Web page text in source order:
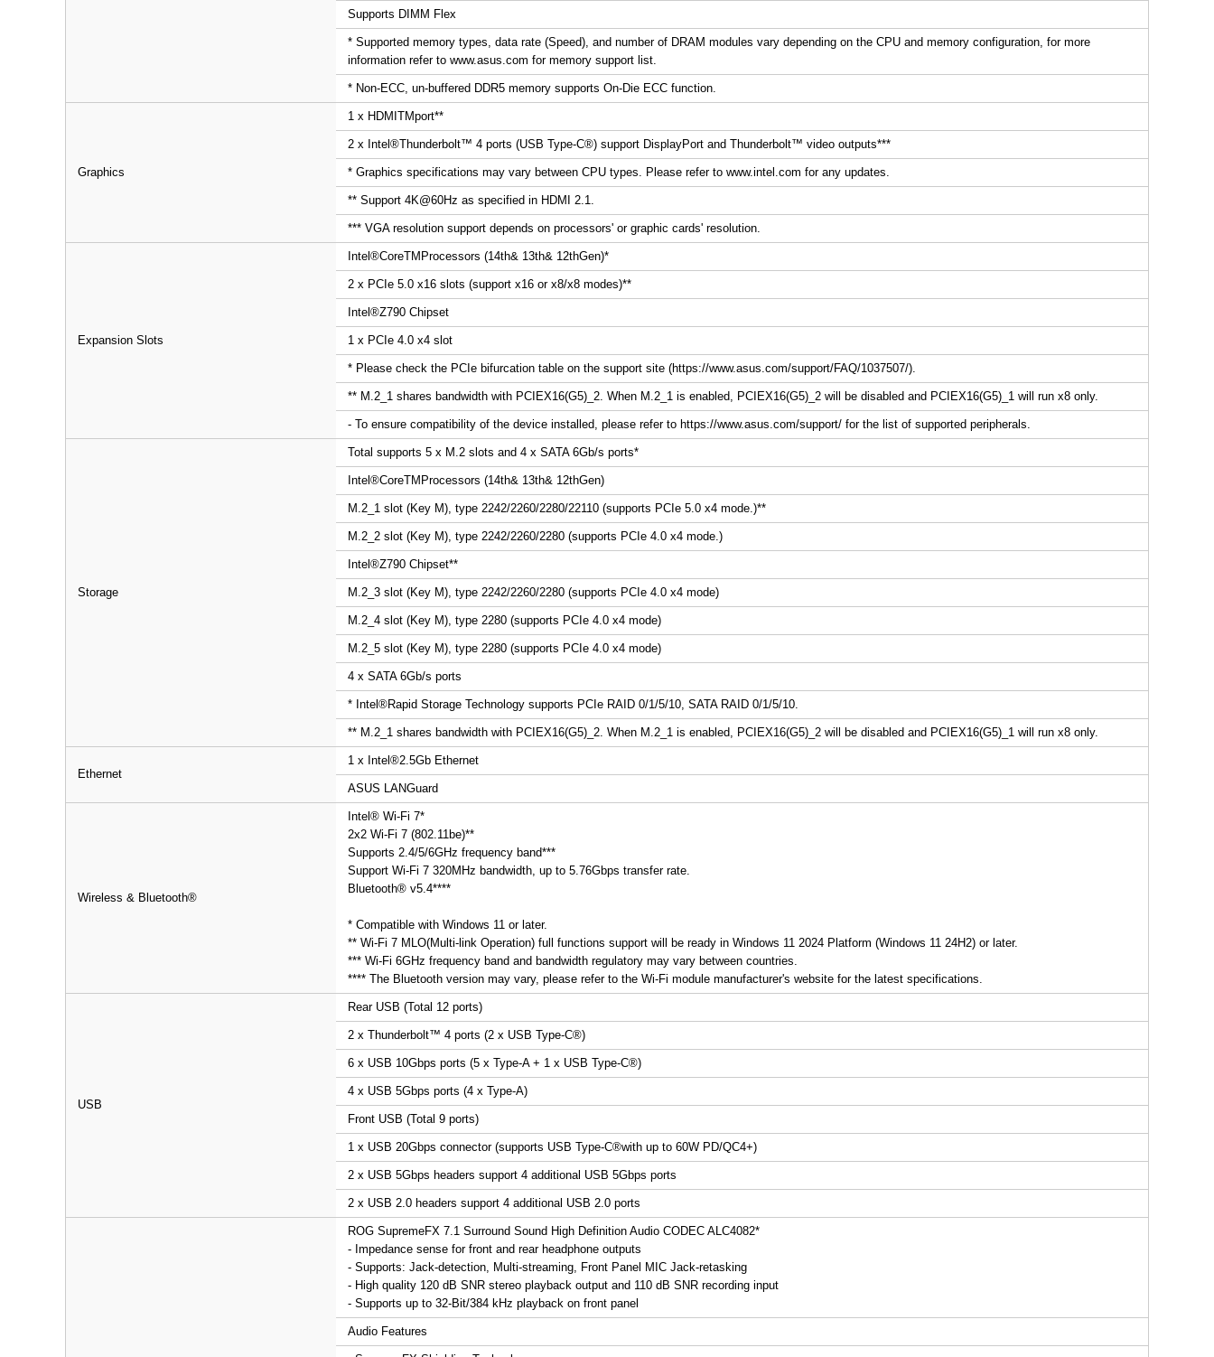
Supports DIMM Flex
* Supported memory types, data rate (Speed), and number of DRAM modules vary depending on the CPU and memory configuration, for more
information refer to www.asus.com for memory support list.
* Non-ECC, un-buffered DDR5 memory supports On-Die ECC function.
Graphics
1 x HDMI TMport**
2 x Intel ®Thunderbolt™ 4 ports (USB Type-C®) support DisplayPort and Thunderbolt™ video outputs***
* Graphics specifications may vary between CPU types. Please refer to www.intel.com for any updates.
** Support 4K@60Hz as specified in HDMI 2.1.
*** VGA resolution support depends on processors' or graphic cards' resolution.
Expansion Slots
Intel ®CoreTM Processors (14th& 13th& 12thGen)*
2 x PCIe 5.0 x16 slots (support x16 or x8/x8 modes)**
Intel ®Z790 Chipset
1 x PCIe 4.0 x4 slot
* Please check the PCIe bifurcation table on the support site (https://www.asus.com/support/FAQ/1037507/).
** M.2_1 shares bandwidth with PCIEX16(G5)_2. When M.2_1 is enabled, PCIEX16(G5)_2 will be disabled and PCIEX16(G5)_1 will run x8 only.
- To ensure compatibility of the device installed, please refer to https://www.asus.com/support/ for the list of supported peripherals.
Storage
Total supports 5 x M.2 slots and 4 x SATA 6Gb/s ports*
Intel ®CoreTM Processors (14th& 13th& 12thGen)
M.2_1 slot (Key M), type 2242/2260/2280/22110 (supports PCIe 5.0 x4 mode.)**
M.2_2 slot (Key M), type 2242/2260/2280 (supports PCIe 4.0 x4 mode.)
Intel ®Z790 Chipset**
M.2_3 slot (Key M), type 2242/2260/2280 (supports PCIe 4.0 x4 mode)
M.2_4 slot (Key M), type 2280 (supports PCIe 4.0 x4 mode)
M.2_5 slot (Key M), type 2280 (supports PCIe 4.0 x4 mode)
4 x SATA 6Gb/s ports
* Intel ®Rapid Storage Technology supports PCIe RAID 0/1/5/10, SATA RAID 0/1/5/10.
** M.2_1 shares bandwidth with PCIEX16(G5)_2. When M.2_1 is enabled, PCIEX16(G5)_2 will be disabled and PCIEX16(G5)_1 will run x8 only.
Ethernet
1 x Intel ®2.5Gb Ethernet
ASUS LANGuard
Wireless & Bluetooth®
Intel® Wi-Fi 7*
2x2 Wi-Fi 7 (802.11be)**
Supports 2.4/5/6GHz frequency band***
Support Wi-Fi 7 320MHz bandwidth, up to 5.76Gbps transfer rate.
Bluetooth® v5.4****
* Compatible with Windows 11 or later.
** Wi-Fi 7 MLO(Multi-link Operation) full functions support will be ready in Windows 11 2024 Platform (Windows 11 24H2) or later.
*** Wi-Fi 6GHz frequency band and bandwidth regulatory may vary between countries.
**** The Bluetooth version may vary, please refer to the Wi-Fi module manufacturer's website for the latest specifications.
USB
Rear USB (Total 12 ports)
2 x Thunderbolt™ 4 ports (2 x USB Type-C®)
6 x USB 10Gbps ports (5 x Type-A + 1 x USB Type-C®)
4 x USB 5Gbps ports (4 x Type-A)
Front USB (Total 9 ports)
1 x USB 20Gbps connector (supports USB Type-C®with up to 60W PD/QC4+)
2 x USB 5Gbps headers support 4 additional USB 5Gbps ports
2 x USB 2.0 headers support 4 additional USB 2.0 ports
ROG SupremeFX 7.1 Surround Sound High Definition Audio CODEC ALC4082*
- Impedance sense for front and rear headphone outputs
- Supports: Jack-detection, Multi-streaming, Front Panel MIC Jack-retasking
- High quality 120 dB SNR stereo playback output and 110 dB SNR recording input
- Supports up to 32-Bit/384 kHz playback on front panel
Audio Features